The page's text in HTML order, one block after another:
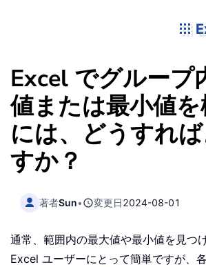
Excel でグループ
値または最小値
には、どうすれ
すか？
著者Sun• 変更日2024-08-01
通常、範囲内の最大値や最小値を見つ
Excel ユーザーにとって簡単ですが、